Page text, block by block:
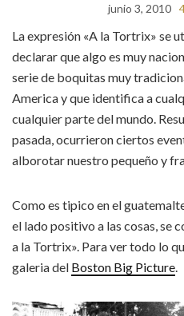
junio 3, 2010
La expresión «A la Tortrix» se
declarar que algo es muy
serie de boquitas muy
America y que identifica a
cualquier parte del mundo.
pasada, ocurrieron ciertos
alborotar nuestro pequeño y
Como es tipico en el
el lado positivo a las cosas, se
a la Tortrix». Para ver todo lo
galeria del Boston Big Picture.